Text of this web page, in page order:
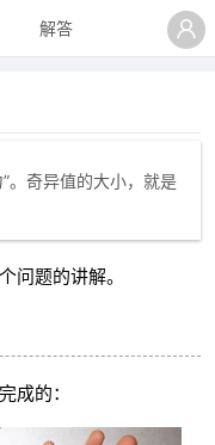
解答
。奇异值的大小，就是
问题的讲解。
成的：